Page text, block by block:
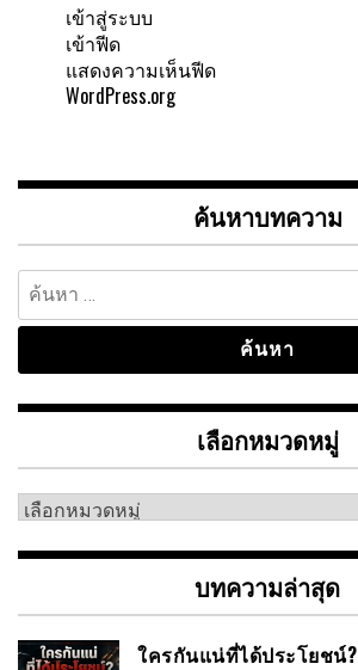
เข้าสู่ระบบ
เข้าฟีด
แสดงความเห็นฟีด
WordPress.org
ค้นหาบทความ
ค้นหา
สำหรับ:
เลือกหมวดหมู่
เลือก
หมู่
บทความล่าสุด
ใครกันแน่ที่ได้ประโยชน์?